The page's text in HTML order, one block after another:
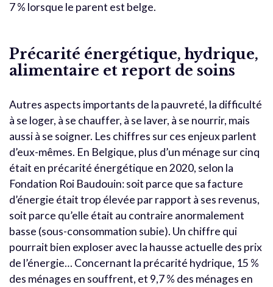
7 % lorsque le parent est belge.
Précarité énergétique, hydrique,
alimentaire et report de soins
Autres aspects importants de la pauvreté, la difficulté
à se loger, à se chauffer, à se laver, à se nourrir, mais
aussi à se soigner. Les chiffres sur ces enjeux parlent
d’eux-mêmes. En Belgique, plus d’un ménage sur cinq
était en précarité énergétique en 2020, selon la
Fondation Roi Baudouin: soit parce que sa facture
d’énergie était trop élevée par rapport à ses revenus,
soit parce qu’elle était au contraire anormalement
basse (sous-consommation subie). Un chiffre qui
pourrait bien exploser avec la hausse actuelle des prix
de l’énergie… Concernant la précarité hydrique, 15 %
des ménages en souffrent, et 9,7 % des ménages en